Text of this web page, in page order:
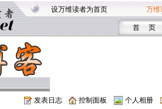
设万维读者为首页 万维
首 页
发表日志 控制面板 个人相册